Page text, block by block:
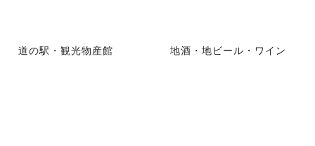
道の駅・観光物産館 地酒・地ビール・ワイン